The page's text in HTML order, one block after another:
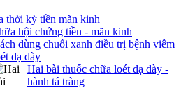
thời kỳ tiền mãn kinh
hội chứng tiền - mãn kinh
dùng chuối xanh điều trị bệnh viêm
dạ dày
Hai bài thuốc chữa loét dạ dày -
hành tá tràng